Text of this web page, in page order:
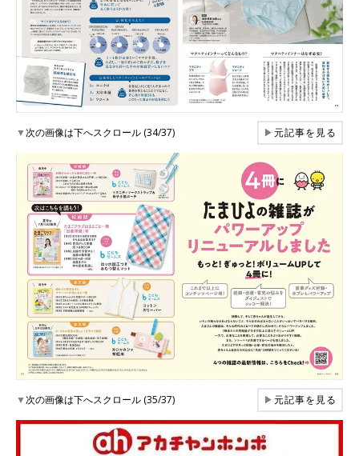
▼次の画像は下へスクロール (34/37) ▶元記事を見る
▼次の画像は下へスクロール (35/37) ▶元記事を見る